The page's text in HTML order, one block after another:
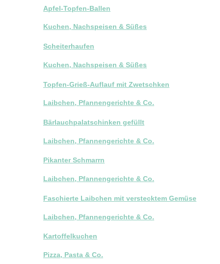
Apfel-Topfen-Ballen
Kuchen, Nachspeisen & Süßes
Scheiterhaufen
Kuchen, Nachspeisen & Süßes
Topfen-Grieß-Auflauf mit Zwetschken
Laibchen, Pfannengerichte & Co.
Bärlauchpalatschinken gefüllt
Laibchen, Pfannengerichte & Co.
Pikanter Schmarrn
Laibchen, Pfannengerichte & Co.
Faschierte Laibchen mit verstecktem Gemüse
Laibchen, Pfannengerichte & Co.
Kartoffelkuchen
Pizza, Pasta & Co.